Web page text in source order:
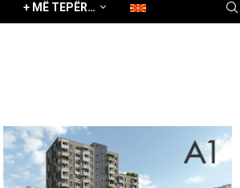
+ MË TEPËR…